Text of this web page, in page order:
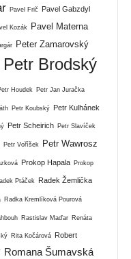
Pavel Frič Pavel Gabzdyl
Kozák Pavel Materna
Peter Zamarovský
Petr Brodský
Houdek Petr Jan Juračka
Petr Koubský Petr Kulhánek
Petr Scheirich Petr Slavíček
Petr Voříšek
Petr Wawrosz
Prokop Hapala Prokop
Ptáček Radek Žemlička
Radka Kremlíková Pourová
Rastislav Maďar Renáta
Rita Kočárová Robert
Romana Šumavská